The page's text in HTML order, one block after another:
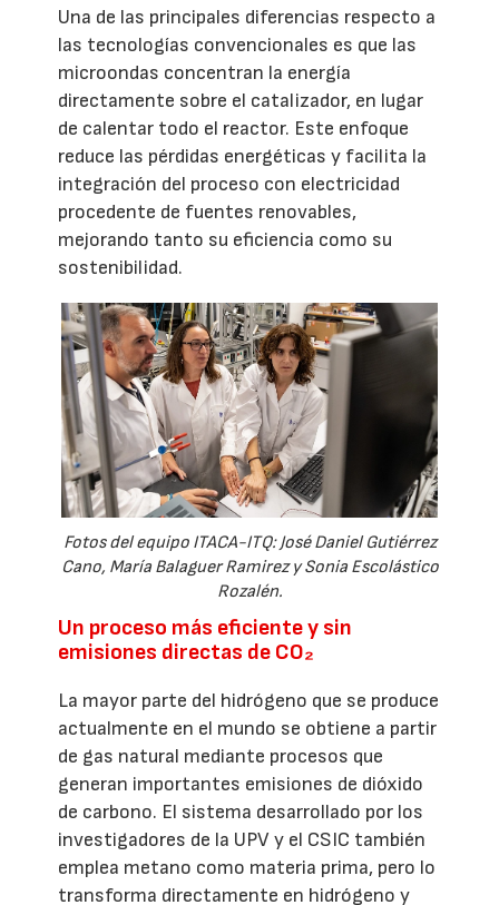
Una de las principales diferencias respecto a
las tecnologías convencionales es que las
microondas concentran la energía
directamente sobre el catalizador, en lugar
de calentar todo el reactor. Este enfoque
reduce las pérdidas energéticas y facilita la
integración del proceso con electricidad
procedente de fuentes renovables,
mejorando tanto su eficiencia como su
sostenibilidad.
Fotos del equipo ITACA-ITQ: José Daniel Gutiérrez
Cano, María Balaguer Ramirez y Sonia Escolástico
Rozalén.
Un proceso más eficiente y sin
emisiones directas de CO₂
La mayor parte del hidrógeno que se produce
actualmente en el mundo se obtiene a partir
de gas natural mediante procesos que
generan importantes emisiones de dióxido
de carbono. El sistema desarrollado por los
investigadores de la UPV y el CSIC también
emplea metano como materia prima, pero lo
transforma directamente en hidrógeno y